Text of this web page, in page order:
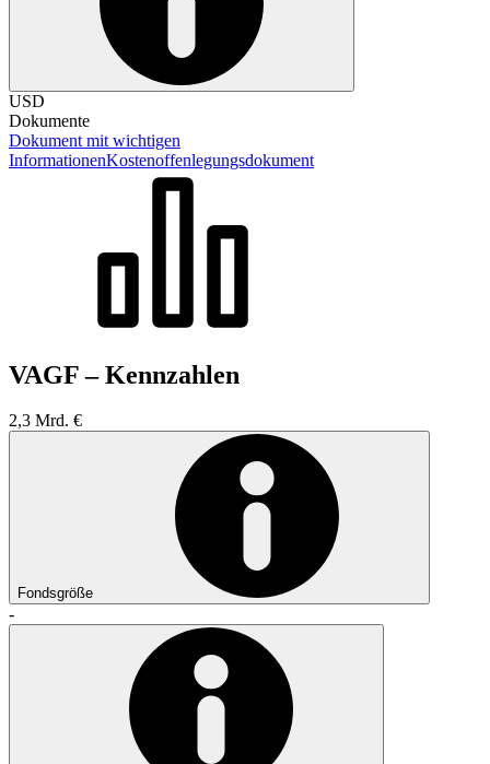
USD
Dokumente
Dokument mit wichtigen
InformationenKostenoffenlegungsdokument
VAGF – Kennzahlen
2,3 Mrd. €
Fondsgröße
-